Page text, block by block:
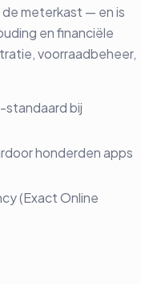
meterkast — en is
en financiële
voorraadbeheer,
bij
honderden apps
(Exact Online